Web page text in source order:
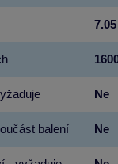
7.05
Ne
balení Ne